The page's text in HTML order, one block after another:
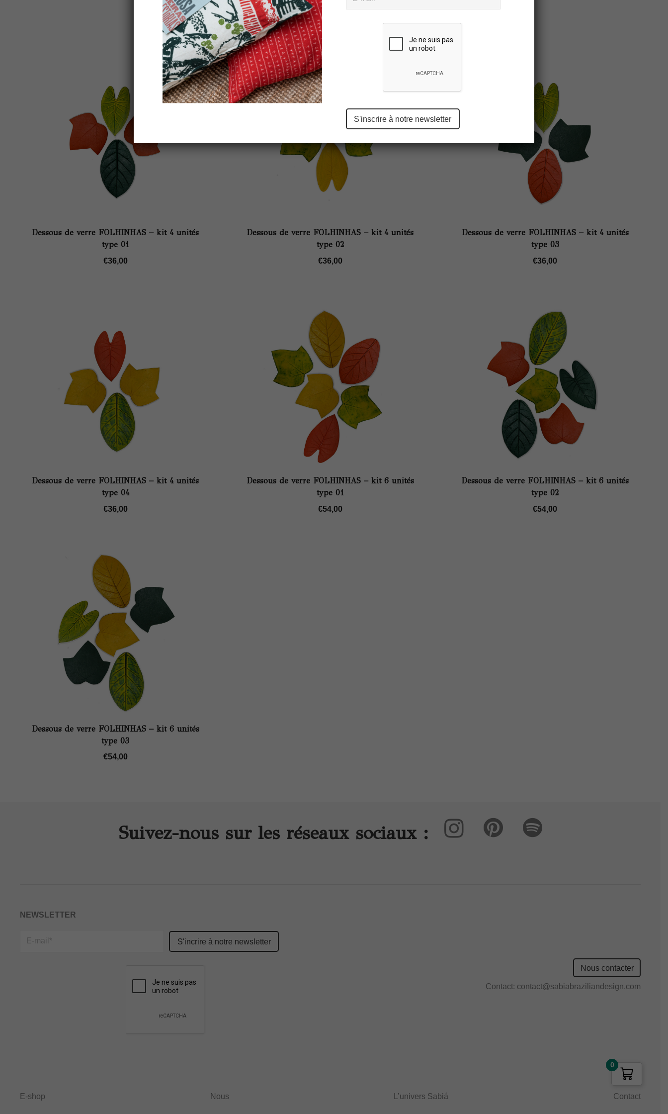
Dessous de verre FOLHINHAS – kit 4 unités
type 01
€36,00
Dessous de verre FOLHINHAS – kit 4 unités
type 02
€36,00
Dessous de verre FOLHINHAS – kit 4 unités
type 03
€36,00
Dessous de verre FOLHINHAS – kit 4 unités
type 04
€36,00
Dessous de verre FOLHINHAS – kit 6 unités
type 01
€54,00
Dessous de verre FOLHINHAS – kit 6 unités
type 02
€54,00
Dessous de verre FOLHINHAS – kit 6 unités
type 03
€54,00
Suivez-nous sur les réseaux sociaux :
NEWSLETTER
Please
leave
field
empty.
Nous contacter
Contact: contact@sabiabraziliandesign.com
E-shop Nous L’univers Sabiá Contact
Please
leave
this
empty.
0